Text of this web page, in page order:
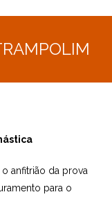
anfitrião da prova
para o